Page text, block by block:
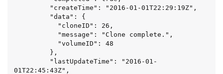
01T22:45:43Z",